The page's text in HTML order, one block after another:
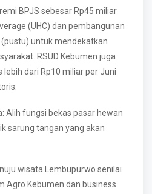
BPJS sebesar Rp45 miliar
(UHC) dan pembangunan
untuk mendekatkan
RSUD Kebumen juga
dari Rp10 miliar per Juni
Alih fungsi bekas pasar hewan
sarung tangan yang akan
wisata Lembupurwo senilai
Agro Kebumen dan business